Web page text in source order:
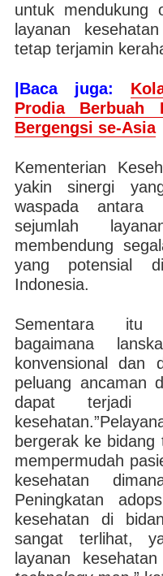
untuk mendukung
layanan
tetap terjamin
|Baca juga:
Prodia Berbuah
Bergengsi se-Asia
Kementerian
yakin sinergi
waspada antara
sejumlah
membendung
yang potensial
Indonesia.
Sementara itu
bagaimana
konvensional dan
peluang ancaman
dapat terjadi
bergerak ke
mempermudah
kesehatan
Peningkatan
kesehatan di
sangat terlihat,
layanan